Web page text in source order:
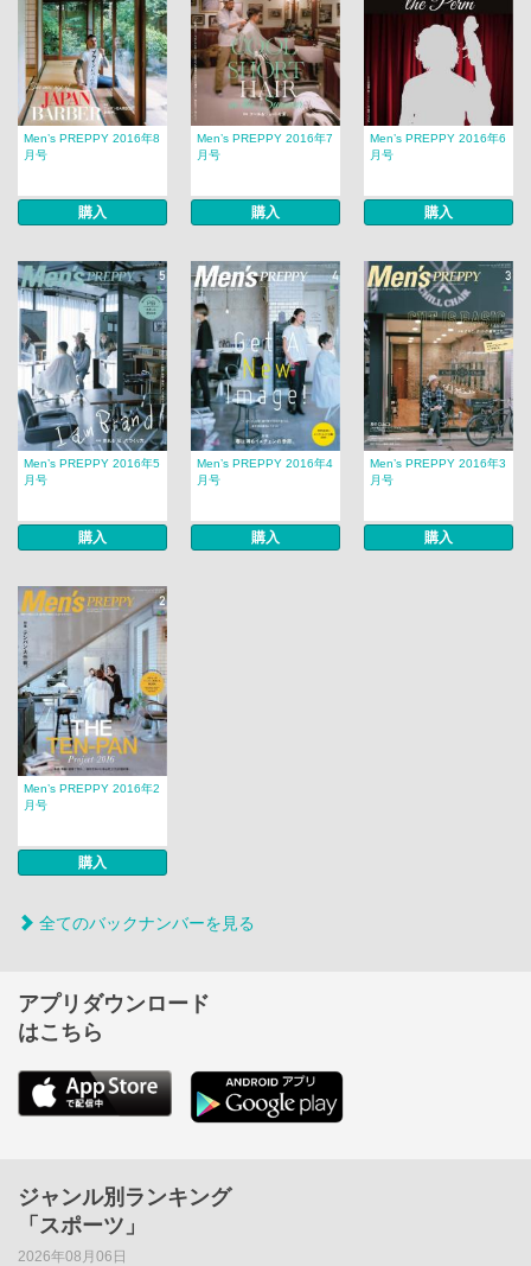
Men’s PREPPY 2016年8
月号
購入
Men’s PREPPY 2016年7
月号
購入
Men’s PREPPY 2016年6
月号
購入
Men’s PREPPY 2016年5
月号
購入
Men’s PREPPY 2016年4
月号
購入
Men’s PREPPY 2016年3
月号
購入
Men’s PREPPY 2016年2
月号
購入
全てのバックナンバーを見る
アプリダウンロード
はこちら
ジャンル別ランキング
「スポーツ」
2026年08月06日